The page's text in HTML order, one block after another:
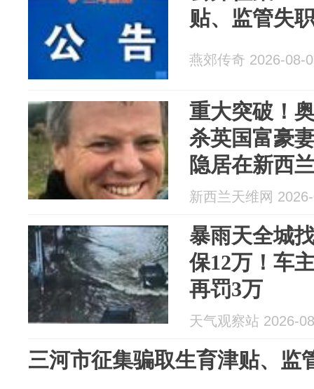
贴、监管失
燕郊传奇 2026-08-
重大突破！
杀英国富豪
隐居在新西
新西兰天维网
暴雨天全城
保12万！车
再罚3万
天气观察站 2026-
三河市征集骗取生育津贴、监